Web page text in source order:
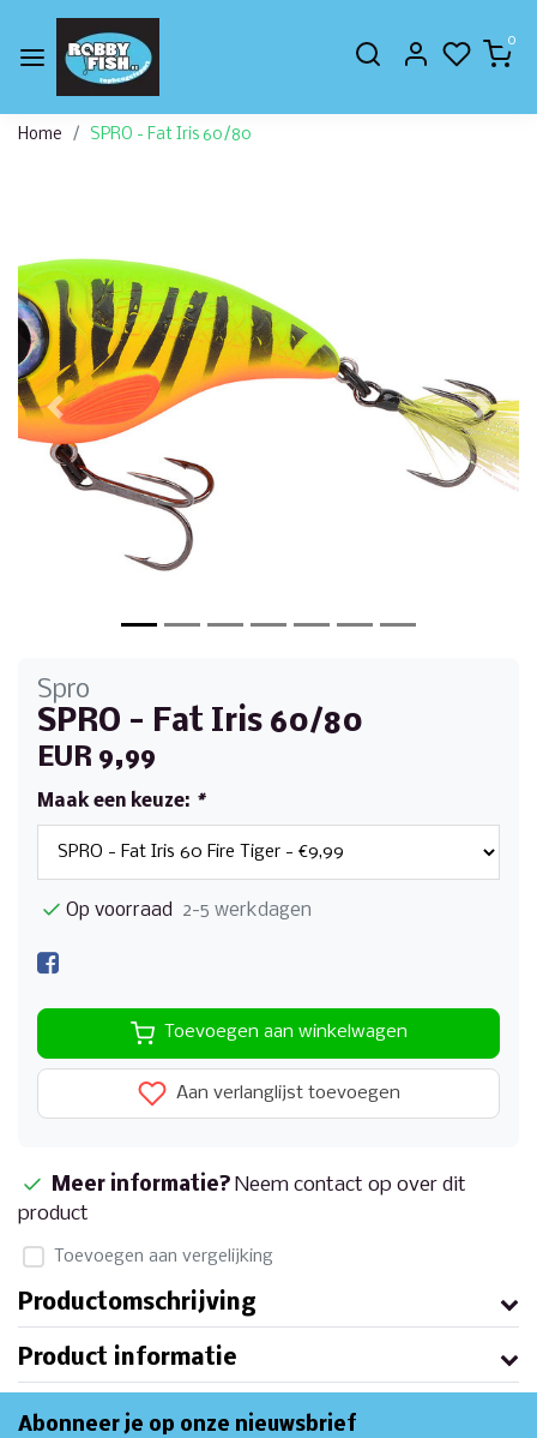
0
Home SPRO - Fat Iris 60/80
Vorige
Spro
SPRO - Fat Iris 60/80
EUR 9,99
Maak een keuze: *
Op voorraad 2-5 werkdagen
Toevoegen aan winkelwagen
Aan verlanglijst toevoegen
Meer informatie? Neem contact op over dit
product
Toevoegen aan vergelijking
Productomschrijving
Product informatie
Abonneer je op onze nieuwsbrief